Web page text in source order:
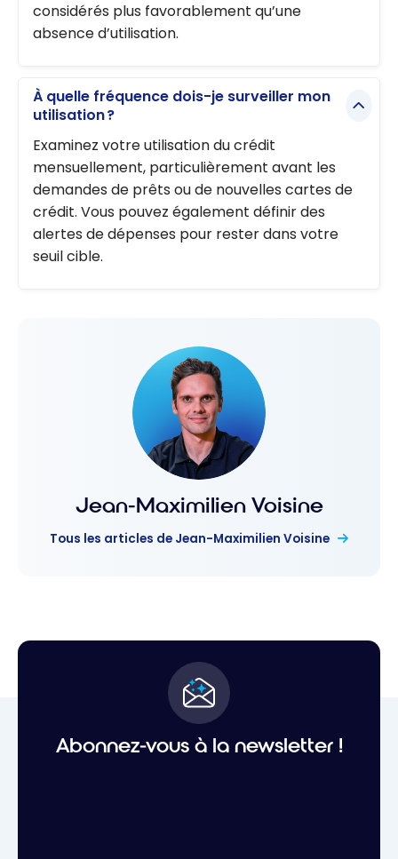
considérés plus favorablement qu’une
absence d’utilisation.
À quelle fréquence dois-je surveiller mon
utilisation ?
Examinez votre utilisation du crédit
mensuellement, particulièrement avant les
demandes de prêts ou de nouvelles cartes de
crédit. Vous pouvez également définir des
alertes de dépenses pour rester dans votre
seuil cible.
Jean-Maximilien Voisine
Tous les articles de Jean-Maximilien Voisine
Abonnez-vous à la newsletter !